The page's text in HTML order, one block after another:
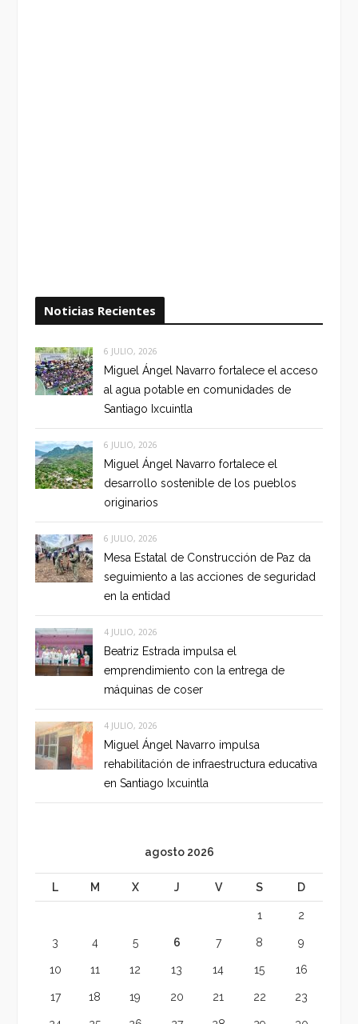
Noticias Recientes
6 JULIO, 2026
Miguel Ángel Navarro fortalece el acceso
al agua potable en comunidades de
Santiago Ixcuintla
6 JULIO, 2026
Miguel Ángel Navarro fortalece el
desarrollo sostenible de los pueblos
originarios
6 JULIO, 2026
Mesa Estatal de Construcción de Paz da
seguimiento a las acciones de seguridad
en la entidad
4 JULIO, 2026
Beatriz Estrada impulsa el
emprendimiento con la entrega de
máquinas de coser
4 JULIO, 2026
Miguel Ángel Navarro impulsa
rehabilitación de infraestructura educativa
en Santiago Ixcuintla
agosto 2026
L M X J V S D
1 2
3 4 5 6 7 8 9
10 11 12 13 14 15 16
17 18 19 20 21 22 23